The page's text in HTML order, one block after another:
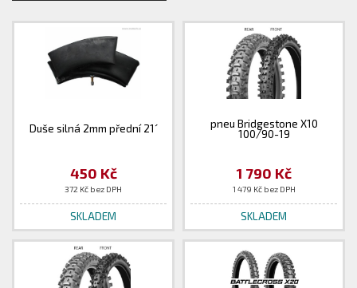
Duše silná 2mm přední 21´
450 Kč
372 Kč bez DPH
SKLADEM
pneu Bridgestone X10
100/90-19
1 790 Kč
1 479 Kč bez DPH
SKLADEM